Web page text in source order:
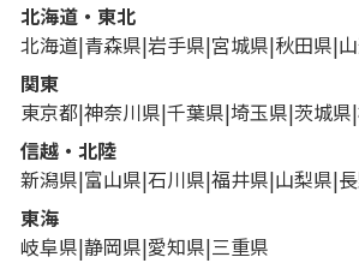
北海道・東北
北海道 青森県 岩手県 宮城県 秋田県
関東
東京都 神奈川県 千葉県 埼玉県 茨城県
信越・北陸
新潟県 富山県 石川県 福井県 山梨県
東海
岐阜県 静岡県 愛知県 三重県